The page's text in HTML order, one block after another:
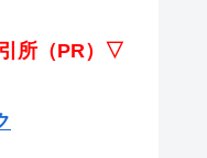
所（PR）▽